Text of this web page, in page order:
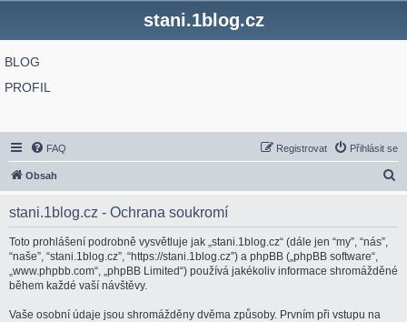
stani.1blog.cz
BLOG
PROFIL
FAQ Přihlásit se
Registrovat
Obsah
stani.1blog.cz - Ochrana soukromí
Toto prohlášení podrobně vysvětluje jak „stani.1blog.cz“ (dále jen “my”, “nás”,
“naše”, “stani.1blog.cz”, “https://stani.1blog.cz”) a phpBB („phpBB software“,
„www.phpbb.com“, „phpBB Limited“) používá jakékoliv informace shromážděné
během každé vaší návštěvy.
Vaše osobní údaje jsou shromážděny dvěma způsoby. Prvním při vstupu na